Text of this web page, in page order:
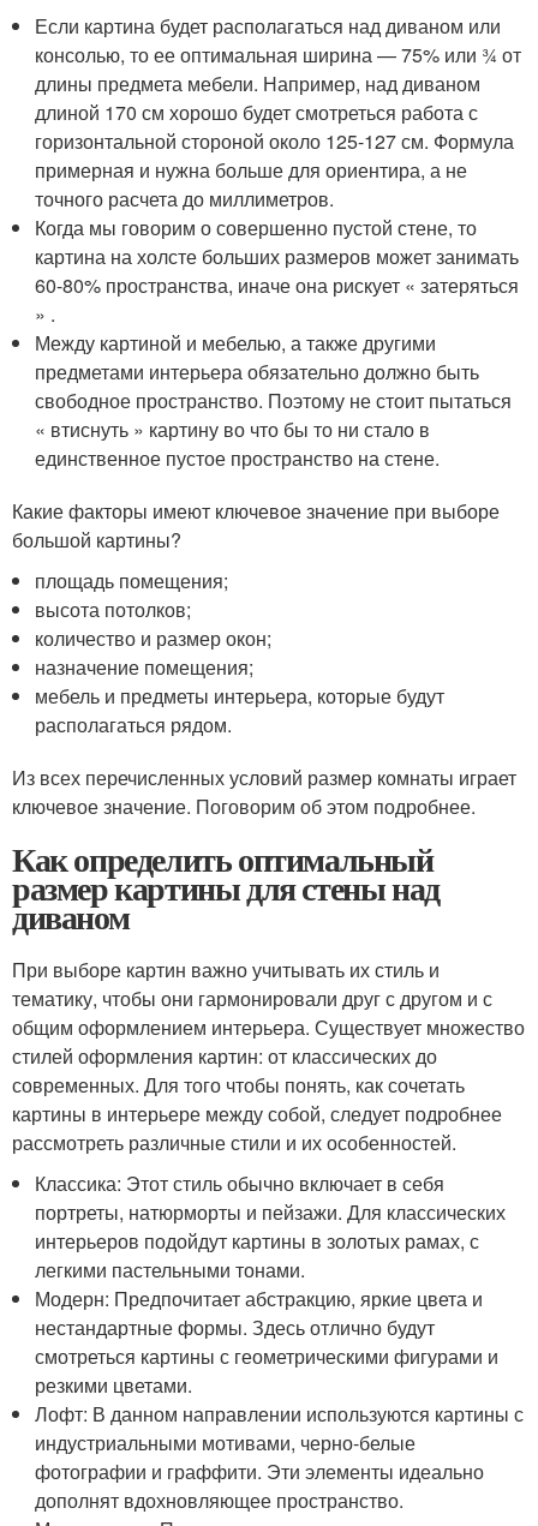
Если картина будет располагаться над диваном или
консолью, то ее оптимальная ширина — 75% или ¾ от
длины предмета мебели. Например, над диваном
длиной 170 см хорошо будет смотреться работа с
горизонтальной стороной около 125-127 см. Формула
примерная и нужна больше для ориентира, а не
точного расчета до миллиметров.
Когда мы говорим о совершенно пустой стене, то
картина на холсте больших размеров может занимать
60-80% пространства, иначе она рискует « затеряться
» .
Между картиной и мебелью, а также другими
предметами интерьера обязательно должно быть
свободное пространство. Поэтому не стоит пытаться
« втиснуть » картину во что бы то ни стало в
единственное пустое пространство на стене.
Какие факторы имеют ключевое значение при выборе
большой картины?
площадь помещения;
высота потолков;
количество и размер окон;
назначение помещения;
мебель и предметы интерьера, которые будут
располагаться рядом.
Из всех перечисленных условий размер комнаты играет
ключевое значение. Поговорим об этом подробнее.
Как определить оптимальный
размер картины для стены над
диваном
При выборе картин важно учитывать их стиль и
тематику, чтобы они гармонировали друг с другом и с
общим оформлением интерьера. Существует множество
стилей оформления картин: от классических до
современных. Для того чтобы понять, как сочетать
картины в интерьере между собой, следует подробнее
рассмотреть различные стили и их особенностей.
Классика: Этот стиль обычно включает в себя
портреты, натюрморты и пейзажи. Для классических
интерьеров подойдут картины в золотых рамах, с
легкими пастельными тонами.
Модерн: Предпочитает абстракцию, яркие цвета и
нестандартные формы. Здесь отлично будут
смотреться картины с геометрическими фигурами и
резкими цветами.
Лофт: В данном направлении используются картины с
индустриальными мотивами, черно-белые
фотографии и граффити. Эти элементы идеально
дополнят вдохновляющее пространство.